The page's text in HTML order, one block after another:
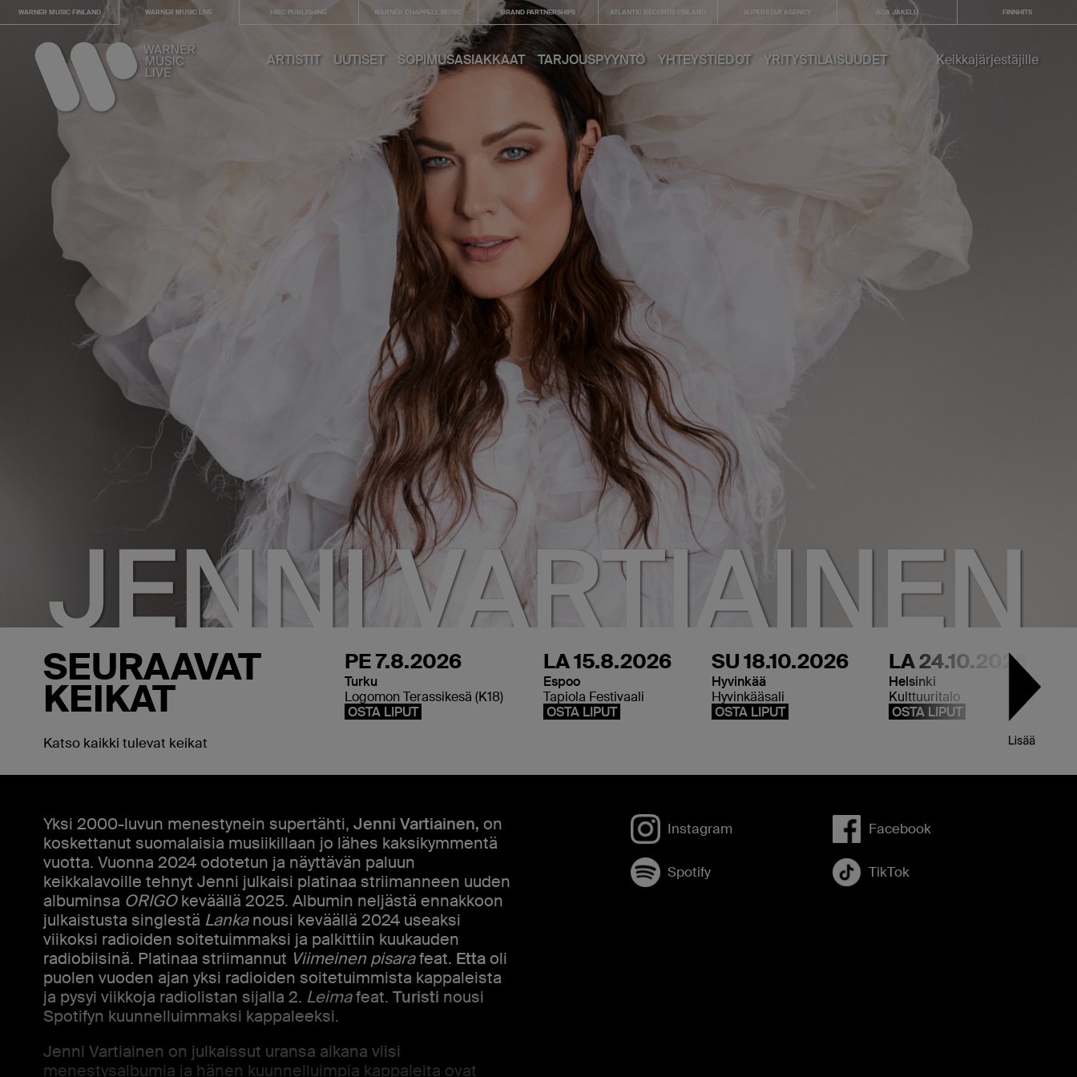
WARNER MUSIC FINLAND WARNER MUSIC LIVE HMC PUBLISHING WARNER CHAPPELL MUSIC BRAND PARTNERSHIPS ATLANTIC RECORDS FINLAND SUPERSTAR AGENCY ADA JAKELU FINNHITS
ARTISTIT UUTISET SOPIMUSASIAKKAAT TARJOUS­PYYNTÖ YHTEYSTIEDOT YRITYSTILAISUUDET Keikkajärjestäjille
JENNI VARTIAINEN
SEURAAVAT
KEIKAT
Katso kaikki tulevat keikat
PE 7.8.2026
Turku
Logomon Terassikesä (K18)
OSTA LIPUT
LA 15.8.2026
Espoo
Tapiola Festivaali
OSTA LIPUT
SU 18.10.2026
Hyvinkää
Hyvinkääsali
OSTA LIPUT
LA 24.10.2026
Helsinki
Kulttuuritalo
OSTA LIPUT
Yksi 2000-luvun menestynein supertähti,Jenni Vartiainen,on
koskettanut suomalaisia musiikillaan jo lähes kaksikymmentä
vuotta. Vuonna 2024 odotetun ja näyttävän paluun
keikkalavoille tehnyt Jenni julkaisi platinaa striimanneen uuden
albuminsa ORIGOkeväällä 2025.Albumin neljästä ennakkoon
julkaistusta singlestä Lankanousi keväällä 2024 useaksi
viikoksi radioiden soitetuimmaksi ja palkittiin kuukauden
radiobiisinä. Platinaa striimannut Viimeinen pisarafeat. Ettaoli
puolen vuoden ajan yksi radioiden soitetuimmista kappaleista
ja pysyi viikkoja radiolistan sijalla 2. Leimafeat.Turisti nousi
Spotifyn kuunnelluimmaksi kappaleeksi.
Jenni Vartiainen on julkaissut uransa aikana viisi
menestysalbumia ja hänen kuunnelluimpia kappaleita ovat
Instagram Facebook
Spotify TikTok